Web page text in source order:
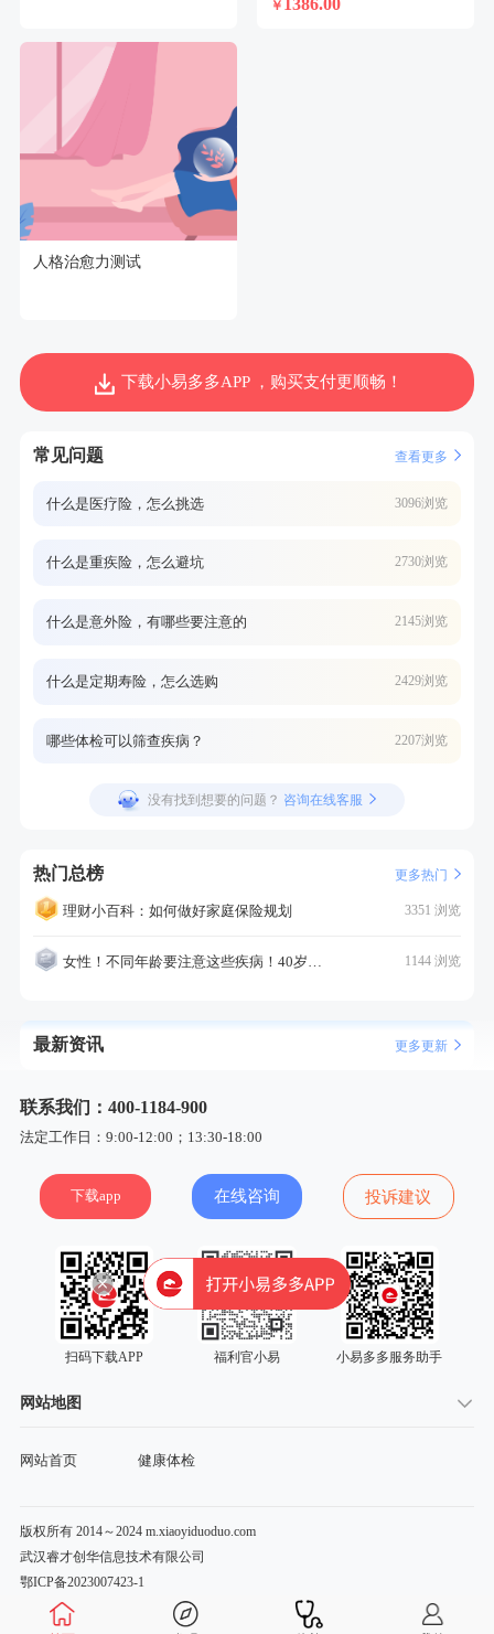
￥ 1386.00
人格治愈力测试
下载小易多多APP ，购买支付更顺畅！
常见问题 查看更多
什么是医疗险，怎么挑选 3096浏览
什么是重疾险，怎么避坑 2730浏览
什么是意外险，有哪些要注意的 2145浏览
什么是定期寿险，怎么选购 2429浏览
哪些体检可以筛查疾病？ 2207浏览
没有找到想要的问题？ 咨询在线客服
热门总榜 更多热门
理财小百科：如何做好家庭保险规划 3351 浏览
女性！不同年龄要注意这些疾病！40岁的这个疾病最需要注意！ 1144 浏览
最新资讯 更多更新
联系我们：400-1184-900
法定工作日：9:00-12:00；13:30-18:00
下载app 在线咨询 投诉建议
扫码下载APP 福利官小易 小易多多服务助手
网站地图
网站首页 健康体检
版权所有 2014～2024 m.xiaoyiduoduo.com
武汉睿才创华信息技术有限公司
鄂ICP备2023007423-1